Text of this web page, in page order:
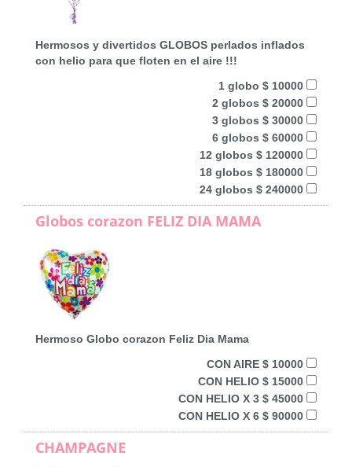
Hermosos y divertidos GLOBOS perlados inflados
con helio para que floten en el aire !!!
1 globo $ 10000
2 globos $ 20000
3 globos $ 30000
6 globos $ 60000
12 globos $ 120000
18 globos $ 180000
24 globos $ 240000
Globos corazon FELIZ DIA MAMA
Hermoso Globo corazon Feliz Dia Mama
CON AIRE $ 10000
CON HELIO $ 15000
CON HELIO X 3 $ 45000
CON HELIO X 6 $ 90000
CHAMPAGNE